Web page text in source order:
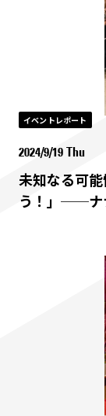
イベントレポート
2024/9/19 Thu
未知なる可
う！」──ナ